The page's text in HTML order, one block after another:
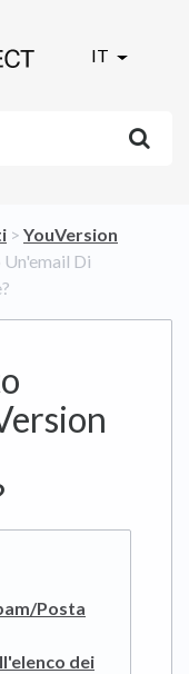
IT
​ > ​ ​YouVersion
Un'email Di
Posta
dei